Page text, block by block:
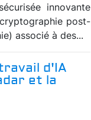
innovante
post-
associé à des...
d'IA
et la